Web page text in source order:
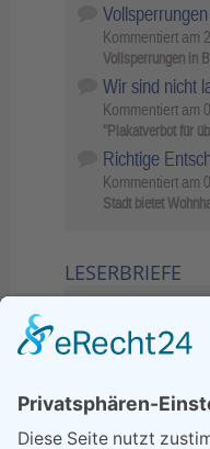
Kommentiert am
Vollsperrungen in
Wir sind nicht
Kommentiert am
"Plakatverbot für
Richtige
Kommentiert am
Stadt bietet
LESERBRIEFE
21.04.2026